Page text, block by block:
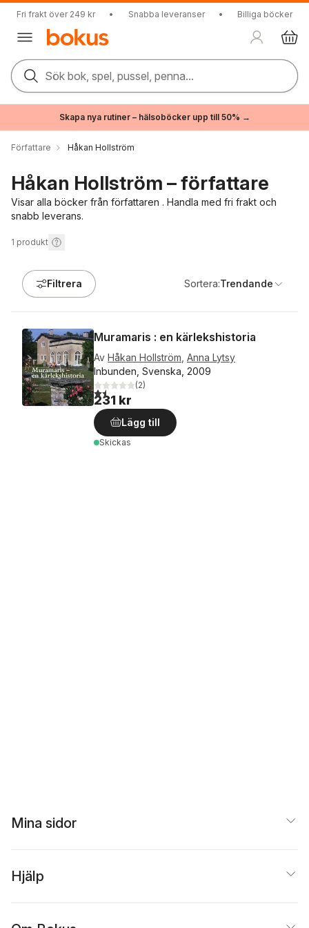
Fri frakt över 249 kr • Snabba leveranser • Billiga böcker
Sök bok, spel, pussel, penna...
Skapa nya rutiner – hälsoböcker upp till 50% →
Författare Håkan Hollström
Håkan Hollström – författare
Visar alla böcker från författaren . Handla med fri frakt och
snabb leverans.
1 produkt
Filtrera Sortera:Trendande
Muramaris : en kärlekshistoria
Av Håkan Hollström Anna Lytsy
Inbunden, Svenska, 2009
1,5utav 5 stjärnor. Totalt antal röster:
(2)
231 kr
Lägg till
Skickas
Mina sidor
Hjälp